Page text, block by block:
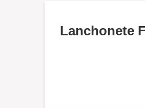
Lanchonete